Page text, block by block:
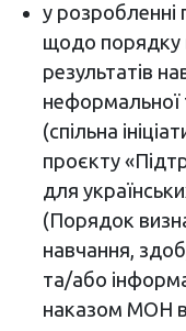
у
щодо порядку
результатів
неформальної
(спільна
проєкту
для
(Порядок
навчання,
та/або
наказом МОН